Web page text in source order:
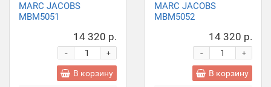
MARC JACOBS
MBM5051
14 320 р.
+
-
В корзину
MARC JACOBS
MBM5052
14 320 р.
+
-
В корзину